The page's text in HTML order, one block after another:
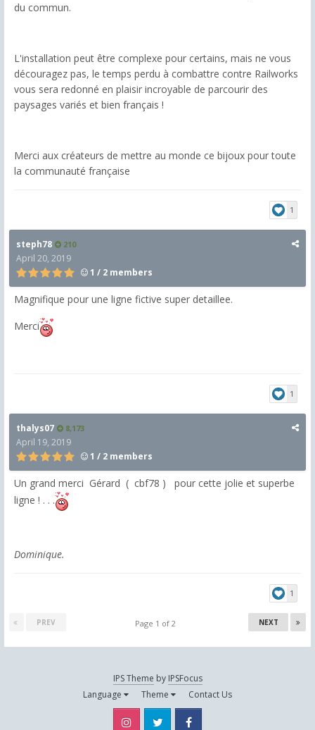
du commun.
L'installation peut être complexe pour certains, mais ne vous
découragez pas, le temps perdu à combattre contre Railworks
vous sera redonné en plaisir incroyable de parcourir des
paysages variés et bien français !
Merci aux créateurs de mettre au monde ce bijoux pour toute
la communauté française
1
steph78 210
April 20, 2019
1 / 2 members
Magnifique pour une ligne fictive super detaillee.
Merci
1
thalys07 8,173
April 19, 2019
1 / 2 members
Un grand merci Gérard ( cbf78 ) pour cette jolie et superbe
ligne ! . . .
Dominique.
1
PREV NEXT
Page 1 of 2
IPS Theme by IPSFocus
Language
Theme Contact Us
Instagram Twitter